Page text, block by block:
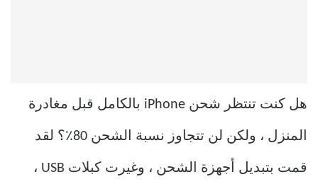
هل كنت تنتظر شحن iPhone بالكامل قبل مغادرة
المنزل ، ولكن لن تتجاوز نسبة الشحن 80٪؟ لقد
قمت بتبديل أجهزة الشحن ، وغيرت كبلات USB ،